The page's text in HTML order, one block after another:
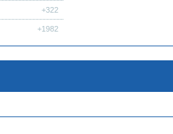
+322
+1982